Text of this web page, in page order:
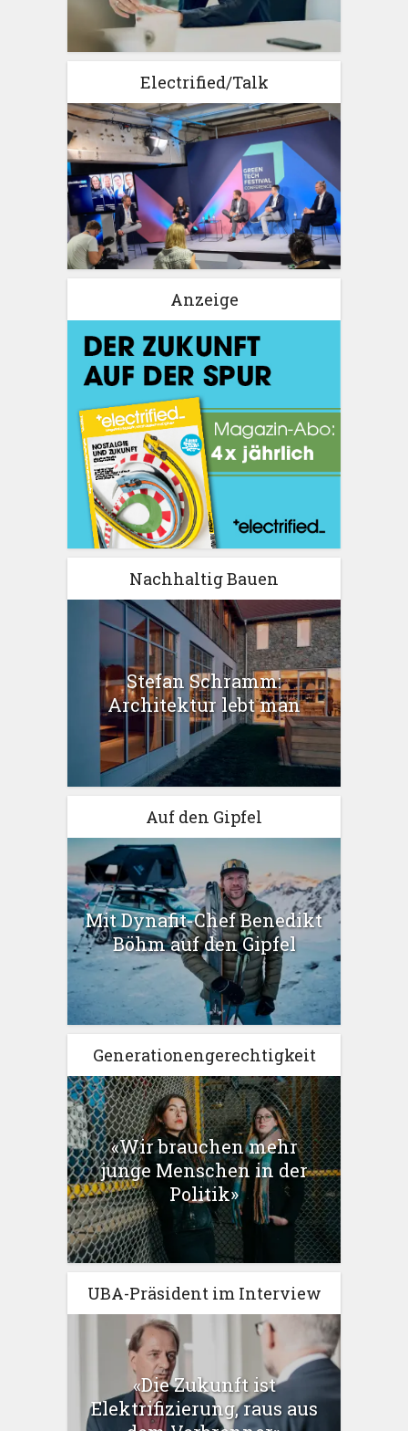
Electrified/Talk
Anzeige
Nachhaltig Bauen
Stefan Schramm:
Architektur lebt man
Auf den Gipfel
Mit Dynafit-Chef Benedikt
Böhm auf den Gipfel
Generationengerechtigkeit
«Wir brauchen mehr
junge Menschen in der
Politik»
UBA-Präsident im Interview
«Die Zukunft ist
Elektrifizierung, raus aus